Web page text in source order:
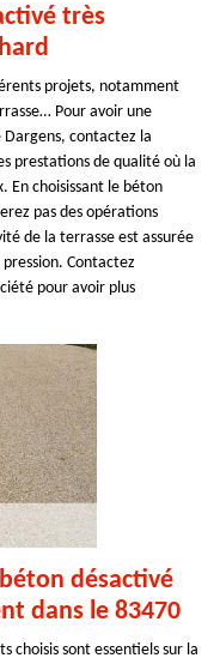
très
projets, notamment
Pour avoir une
Dargens, contactez la
prestations de qualité où la
En choisissant le béton
pas des opérations
de la terrasse est assurée
Contactez
pour avoir plus
désactivé
dans le 83470
choisis sont essentiels sur la